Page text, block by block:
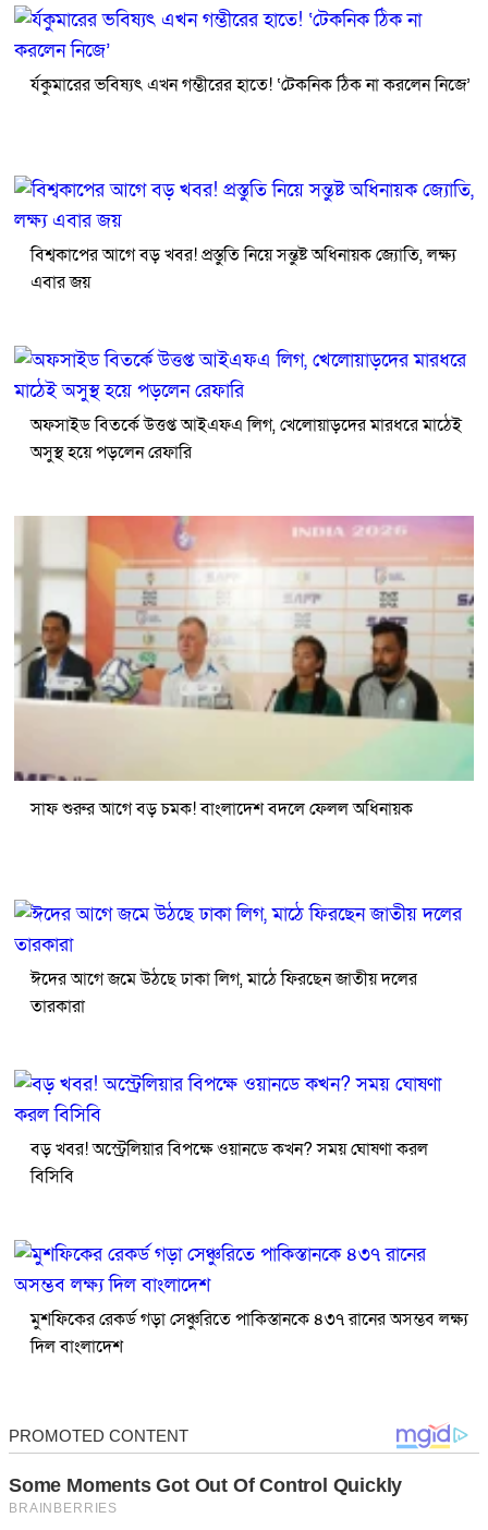
র্যকুমারের ভবিষ্যৎ এখন গম্ভীরের হাতে! ‘টেকনিক ঠিক না করলেন নিজে’
বিশ্বকাপের আগে বড় খবর! প্রস্তুতি নিয়ে সন্তুষ্ট অধিনায়ক জ্যোতি, লক্ষ্য
এবার জয়
অফসাইড বিতর্কে উত্তপ্ত আইএফএ লিগ, খেলোয়াড়দের মারধরে মাঠেই
অসুস্থ হয়ে পড়লেন রেফারি
সাফ শুরুর আগে বড় চমক! বাংলাদেশ বদলে ফেলল অধিনায়ক
ঈদের আগে জমে উঠছে ঢাকা লিগ, মাঠে ফিরছেন জাতীয় দলের
তারকারা
বড় খবর! অস্ট্রেলিয়ার বিপক্ষে ওয়ানডে কখন? সময় ঘোষণা করল
বিসিবি
মুশফিকের রেকর্ড গড়া সেঞ্চুরিতে পাকিস্তানকে ৪৩৭ রানের অসম্ভব লক্ষ্য
দিল বাংলাদেশ